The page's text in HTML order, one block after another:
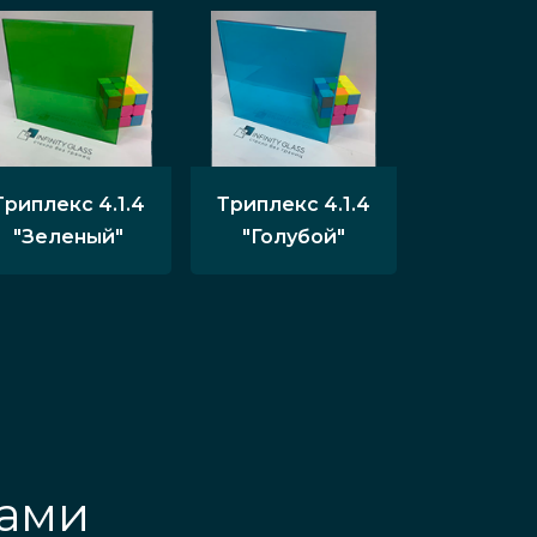
установки, по характеристикам
визуально расширяют
поэтому остекленные
квартирах, офисах, для
и душа, их крупные створки
4.1.4
"Зеленый"
Триплекс 4.1.4
"Голубой"